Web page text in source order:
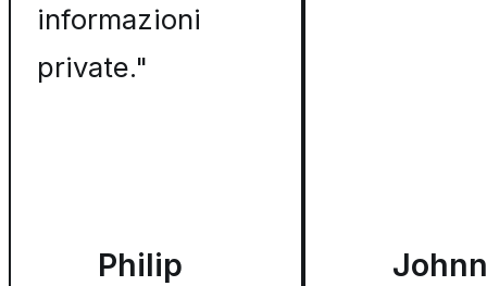
informazioni
private."
Philip